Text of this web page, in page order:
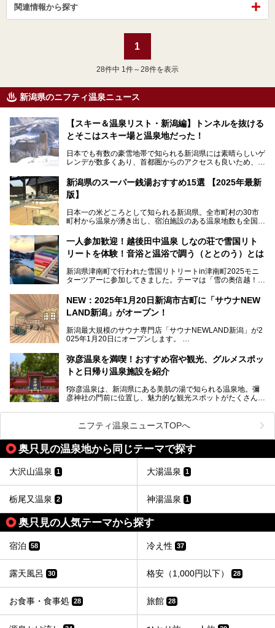
関連情報から探す
1
28件中 1件～28件を表示
新潟県のニフティ温泉ニュース
【スキー＆温泉リスト・新潟編】トンネルを抜ける
とそこはスキー場と温泉地だった！
日本でも有数の豪雪地帯で知られる新潟県には素晴らしいゲ
レンデが数多くあり、首都圏からのアクセスも良いため、関
た全域にわたって月岡、赤倉、松之山、燕、妙高、岩室など
など、古くは文豪にも愛された歴史ある老舗温泉地が多いこ
とで知られています。
めに訪れたい、新潟県内にあるスキー場そばの温泉地をまと
めました。
新潟県のスーパー銭湯おすすめ15選 【2025年最新
版】
日本一の米どころとして知られる新潟県。全市町村の30市
町村から温泉が湧き出し、宿泊施設のある温泉地数も全国有
温泉が利用ができる宿泊施設も多く、スーパー銭湯も多彩な
サービスを提供する施設がいろいろ。
観光やレジャーに温泉を組み合わせれば、旅はさらに充実し
します。
一人参加歓迎！越後田中温泉 しなの荘で雪国リト
リートを体験！音浴と温浴で調う（ととのう）とは
新潟県津南町で行われた雪国リトリートin津南町2025モニ
ターツアーに参加してきました。テーマは「雪の奥信越！音
温泉ライターとして「温浴」は頻繁に体験していますが、
「音浴」とは果たしてどんな体験なのでしょう？とても気に
なお、宿泊した温泉は日帰り入浴もできる秘湯「越後田中温
泉 しなの荘」です。こちらについても詳しく紹介します。
提供元：一般社団法人 雪国観光舎【PR】
す。
NEW：2025年1月20日新潟市古町に「サウナNEW
LAND新潟」がオープン！
新潟最大規模のサウナ専門店「サウナNEWLAND新潟」が2
025年1月20日にオープンします。
街に再び笑顔と賑わいを取り戻し、新たなランドマークとし
て地域活性化を目指します。
サウナ室のテーマは「海賊船」‥⁉ ユニークなサウナ室を
弥彦温泉を満喫！おすすめ宿や観光、グルメスポッ
トと日帰り温泉施設を紹介
f弥彦温泉は、新潟県にある美肌の湯で知られる温泉地。彌
彦神社の門前に位置し、魅力的な観光スポットがたくさんあ
この記事では、弥彦温泉の宿泊に最適なおすすめ宿や、日帰
り施設、グルメスポット、弥彦の自然を堪能できる観光スポ
ットをご紹介します。初めての弥彦温泉旅行を計画している
方に向けて、弥彦温泉の魅力を存分にお伝えしますので、ぜ
ひ参考にしてみてくださいね！
ニフティ温泉ニュースTOPへ
奥只見の温泉地から同じテーマで探す
大沢山温泉 1 大湯温泉 1
栃尾又温泉 2 神湯温泉 1
奥只見の人気テーマから探す
宿泊 58 冷え性 37
露天風呂 30 格安（1,000円以下） 28
お食事・食事処 28 旅館 28